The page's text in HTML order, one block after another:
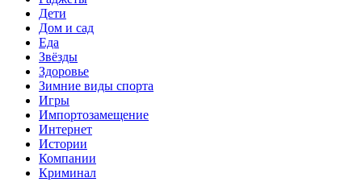
Дети
Дом и сад
Еда
Звёзды
Здоровье
Зимние виды спорта
Игры
Импортозамещение
Интернет
Истории
Компании
Криминал